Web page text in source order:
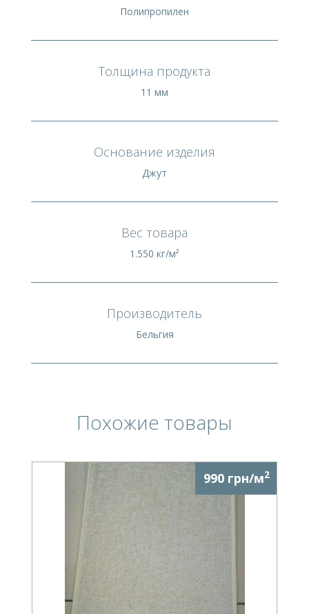
Полипропилен
Толщина продукта
11 мм
Основание изделия
Джут
Вес товара
1.550 кг/м²
Производитель
Бельгия
Похожие товары
990 грн/м2